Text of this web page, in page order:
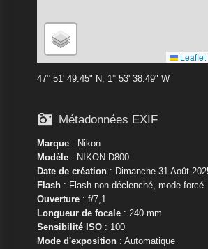
Leaflet
47° 51' 49.45" N, 1° 53' 38.49" W
 Métadonnées EXIF
Marque: Nikon
Modèle: NIKON D800
Date de création: Dimanche 31 Août
Flash: Flash non déclenché, mode forcé
Ouverture: f/7,1
Longueur de focale: 240 mm
Sensibilité ISO: 100
Mode d'exposition: Automatique